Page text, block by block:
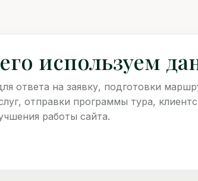
используем
ответа на заявку, подготовки
отправки программы тура,
работы сайта.